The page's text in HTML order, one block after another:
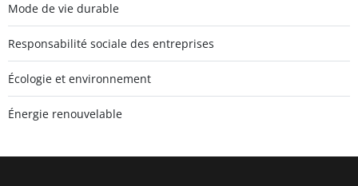
Mode de vie durable
Responsabilité sociale des entreprises
Écologie et environnement
Énergie renouvelable